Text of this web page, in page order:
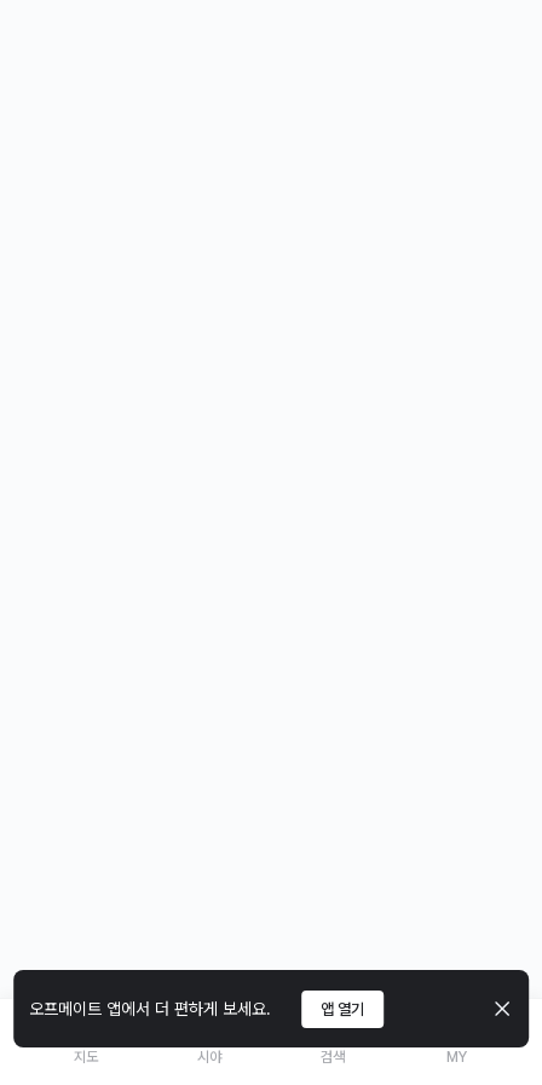
오프메이트 앱에서 더 편하게 보세요. 앱 열기
지도 시야 검색 MY